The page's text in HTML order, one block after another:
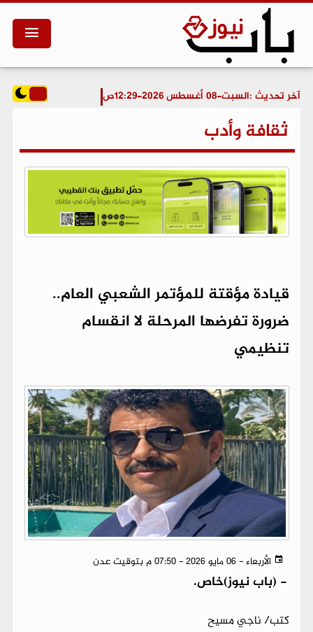
آخر تحديث :السبت-08 أغسطس 2026-12:29ص
ثقافة وأدب
قيادة مؤقتة للمؤتمر الشعبي العام..
ضرورة تفرضها المرحلة لا انقسام
تنظيمي
الأربعاء - 06 مايو 2026 - 07:50 م بتوقيت عدن
- (باب نيوز)خاص.
كتب/ ناجي مسيح